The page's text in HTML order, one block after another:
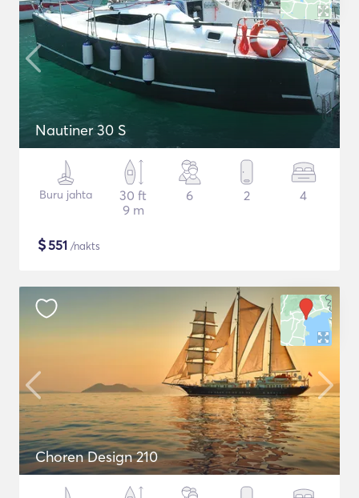
Nautiner 30 S
Buru jahta
30 ft
9 m
6 2 4
$551 /nakts
Choren Design 210